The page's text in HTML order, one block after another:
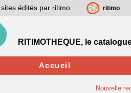
Nouvelle
édités par ritimo : ritimo
RITIMOTHEQUE, le
Accueil